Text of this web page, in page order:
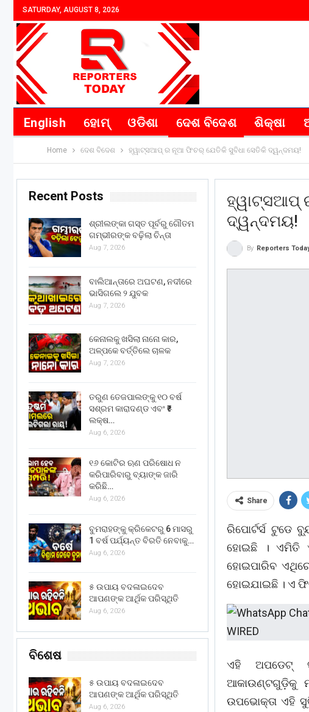
SATURDAY, AUGUST 8, 2026
English ହୋମ୍ ଓଡିଶା ଦେଶ ବିଦେଶ ଶିକ୍ଷା
Home ଦେଶ ବିଦେଶ ହ୍ୱାଟ୍ସଆପ୍ ର ନୂଆ ଫିଚର୍ ଯେତିକି ସୁବିଧା ସେତିକି ଦ୍ୱନ୍ଦମୟ!
ହ୍ୱାଟ୍ସଆପ୍
ଦ୍ୱନ୍ଦମୟ!
By Reporters
Share
ରିପୋର୍ଟର୍ସ ଟୁଡେ
ହୋଇଛି । ଏମିତି
ହୋଇପାରିବ
ହୋଇଯାଇଛି । ଏ
ଏହି ଅପଡେଟ୍
ଆକାଉଣ୍ଟଗୁଡ଼ିକୁ
ଉପଭୋକ୍ତା ଏହି
Recent Posts
ଶ୍ରୀଲଙ୍କା ଗସ୍ତ ପୂର୍ବରୁ ଗୌତମ
ଗମ୍ଭୀରଙ୍କ ବଢ଼ିଲା ଚିନ୍ତା
Aug 7, 2026
ବାଲିଆନ୍ତାରେ ଅଘଟଣ, ନଦୀରେ
ଭାସିଗଲେ ୨ ଯୁବକ
Aug 7, 2026
କେନାଲକୁ ଖସିଲା ନାନୋ କାର,
ଅଳ୍ପକେ ବର୍ତ୍ତିଲେ ଚାଳକ
Aug 7, 2026
ତରୁଣ ତେଜପାଲଙ୍କୁ ୧୦ ବର୍ଷ
ସଶ୍ରମ କାରାଦଣ୍ଡ ଏବଂ ₹୫
ଲକ୍ଷ…
Aug 6, 2026
୧୬ କୋଟିର ଋଣ ପରିଷୋଧ ନ
କରିପାରିବାରୁ ବ୍ୟାଙ୍କ ଜାରି
କରିଛି…
Aug 6, 2026
ବୁମରାହଙ୍କୁ କ୍ରିକେଟରୁ 6 ମାସରୁ
1 ବର୍ଷ ପର୍ଯ୍ୟନ୍ତ ବିରତି ନେବାକୁ…
Aug 6, 2026
୫ ଉପାୟ ବଦଳାଇଦେବ
ଆପଣଙ୍କ ଆର୍ଥିକ ପରିସ୍ଥିତି
Aug 6, 2026
ବିଶେଷ
୫ ଉପାୟ ବଦଳାଇଦେବ
ଆପଣଙ୍କ ଆର୍ଥିକ ପରିସ୍ଥିତି
Aug 6, 2026